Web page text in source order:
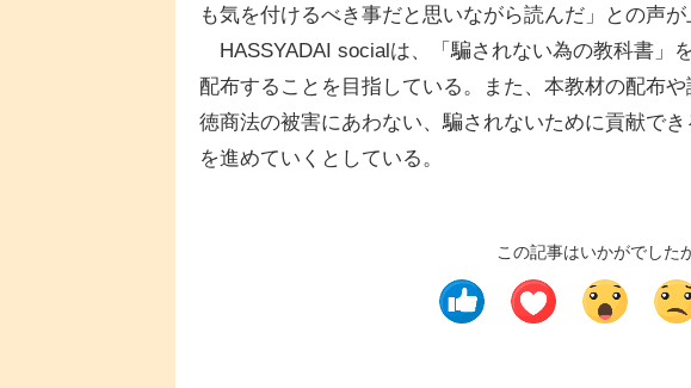
も気を付けるべき事だと思いながら読んだ」との声が
HASSYADAI socialは、「騙されない為の教科書」
配布することを目指している。また、本教材の配布
徳商法の被害にあわない、騙されないために貢献で
を進めていくとしている。
この記事はいかがでした